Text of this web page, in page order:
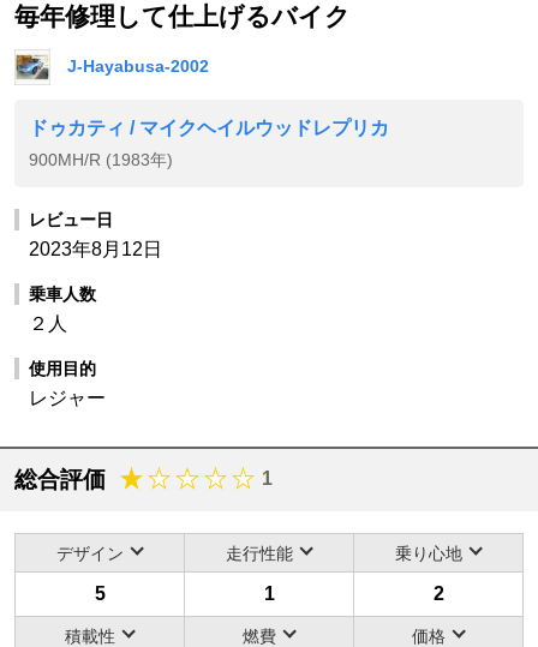
毎年修理して仕上げるバイク
J-Hayabusa-2002
ドゥカティ / マイクヘイルウッドレプリカ
900MH/R (1983年)
レビュー日
2023年8月12日
乗車人数
２人
使用目的
レジャー
総合評価 1
デザイン 走行性能 乗り心地
5 1 2
積載性 燃費 価格